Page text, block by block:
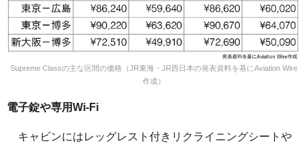
Supreme Classの主な区間の価格（JR東海・JR西日本の発表資料を基にAviation Wire
作成）
電子錠や専用Wi-Fi
キャビンにはレッグレスト付きリクライニングシートや